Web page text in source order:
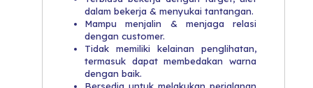
dalam bekerja & menyukai tantangan.
​Mampu menjalin & menjaga relasi
dengan customer.
​Tidak memiliki kelainan penglihatan,
termasuk dapat membedakan warna
dengan baik.
​Bersedia untuk melakukan perjalanan